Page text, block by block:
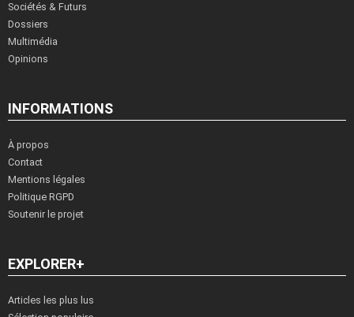
Sociétés & Futurs
Dossiers
Multimédia
Opinions
INFORMATIONS
À propos
Contact
Mentions légales
Politique RGPD
Soutenir le projet
EXPLORER+
Articles les plus lus